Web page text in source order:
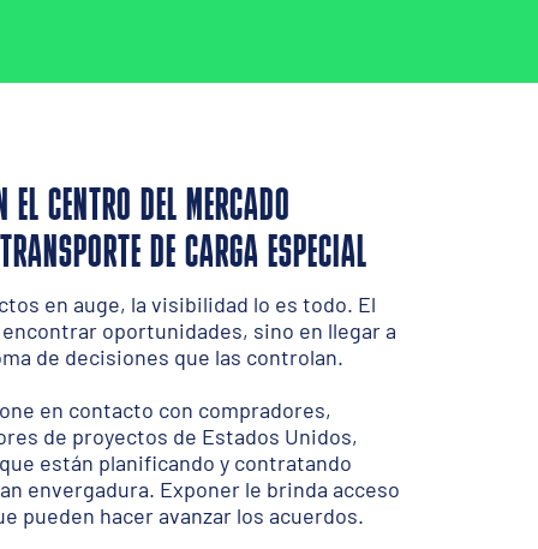
CENTRO DEL MERCADO
DE CARGA ESPECIAL
en auge, la visibilidad lo es todo. El
oportunidades, sino en llegar a
de decisiones que las controlan.
en contacto con compradores,
de proyectos de Estados Unidos,
están planificando y contratando
envergadura. Exponer le brinda acceso
pueden hacer avanzar los acuerdos.